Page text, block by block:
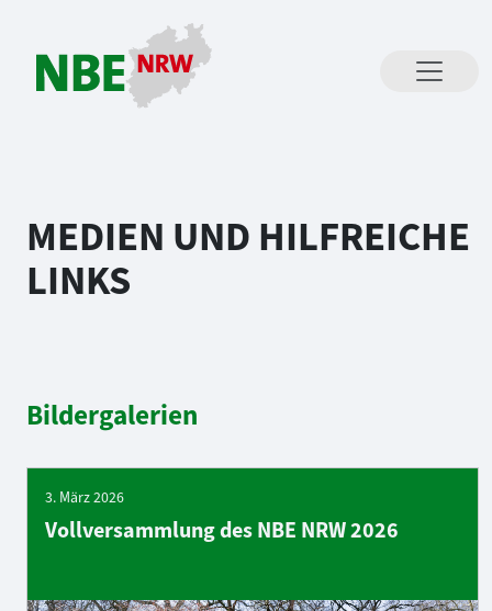
MEDIEN UND HILFREICHE
LINKS
Bildergalerien
3. März 2026
Vollversammlung des NBE NRW 2026